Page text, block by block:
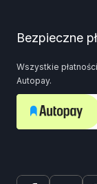
Bezpieczne
Wszystkie
Autopay.